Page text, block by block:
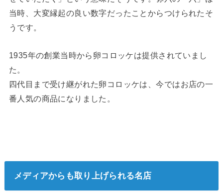
当時、大変縁起の良い数字だったことからつけられたそ
うです。
1935年の創業当時から卵コロッケは提供されていまし
た。
四代目まで受け継がれた卵コロッケは、今ではお店の一
番人気の商品になりました。
メディアからも取り上げられる名店